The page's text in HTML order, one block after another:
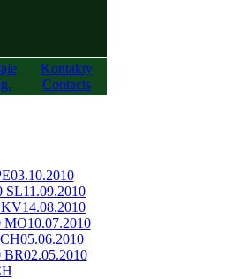
Kontakty
Contacts
03.10.2010
SL11.09.2010
KV14.08.2010
MO10.07.2010
05.06.2010
BR02.05.2010